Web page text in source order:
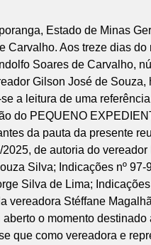
Estado de Minas
Aos treze dias
Soares de Carvalho,
Gilson José de
a leitura de uma
do PEQUENO
da pauta da presente
de autoria do
Silva; Indicações nº
Silva de Lima;
vereadora Stéffane
o momento
que como vereadora e